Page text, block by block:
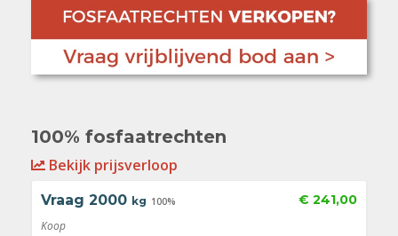
100% fosfaatrechten
Bekijk prijsverloop
Vraag 2000 kg 100% € 241,00
Koop